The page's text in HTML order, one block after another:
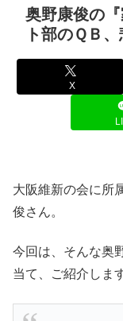
奥野康俊の
ト部のＱＢ
X
大阪維新の会に所
俊さん。
今回は、そんな奥
当て、ご紹介しま